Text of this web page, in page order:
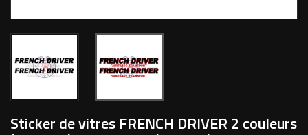
Sticker de vitres FRENCH DRIVER 2 couleurs